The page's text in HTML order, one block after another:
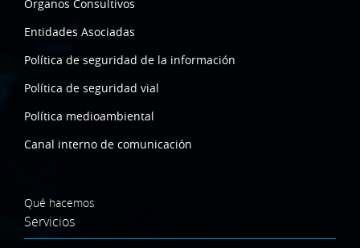
Órganos Consultivos
Entidades Asociadas
Política de seguridad de la información
Política de seguridad vial
Política medioambiental
Canal interno de comunicación
Qué hacemos
Servicios